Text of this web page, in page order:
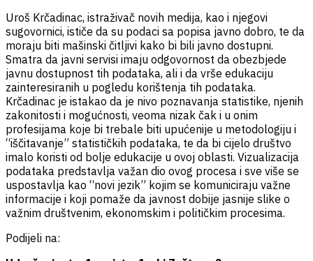
Uroš Krčadinac, istraživač novih medija, kao i njegovi
sugovornici, ističe da su podaci sa popisa javno dobro, te da
moraju biti mašinski čitljivi kako bi bili javno dostupni.
Smatra da javni servisi imaju odgovornost da obezbjede
javnu dostupnost tih podataka, ali i da vrše edukaciju
zainteresiranih u pogledu korištenja tih podataka.
Krčadinac je istakao da je nivo poznavanja statistike, njenih
zakonitosti i mogućnosti, veoma nizak čak i u onim
profesijama koje bi trebale biti upućenije u metodologiju i
“iščitavanje” statističkih podataka, te da bi cijelo društvo
imalo koristi od bolje edukacije u ovoj oblasti. Vizualizacija
podataka predstavlja važan dio ovog procesa i sve više se
uspostavlja kao “novi jezik” kojim se komuniciraju važne
informacije i koji pomaže da javnost dobije jasnije slike o
važnim društvenim, ekonomskim i političkim procesima.
Podijeli na: